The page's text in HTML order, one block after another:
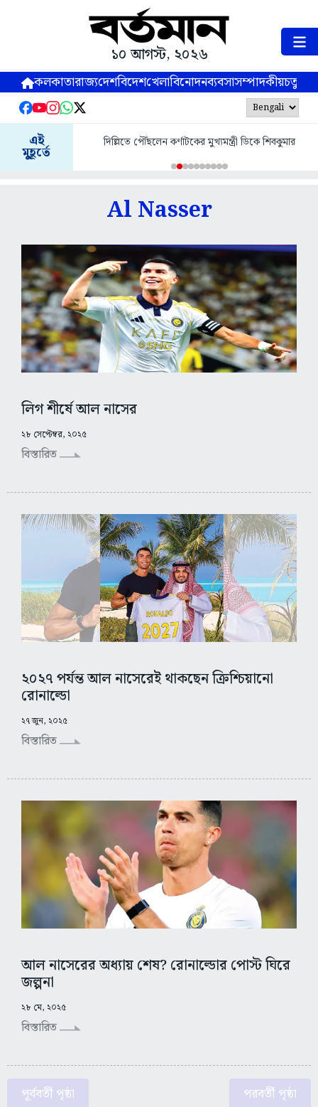
১০ আগস্ট, ২০২৬
কলকাতারাজ্যদেশবিদেশখেলাবিনোদনব্যবসাসম্পাদকীয়
এই
মুহূর্তে
দিল্লিতে পৌঁছলেন কর্ণাটকের মুখ্যমন্ত্রী ডিকে শিবকুমার
Al Nasser
লিগ শীর্ষে আল নাসের
২৮ সেপ্টেম্বর, ২০২৫
বিস্তারিত
২০২৭ পর্যন্ত আল নাসেরেই থাকছেন ক্রিশ্চিয়ানো
রোনাল্ডো
২৭ জুন, ২০২৫
বিস্তারিত
আল নাসেরের অধ্যায় শেষ? রোনাল্ডোর পোস্ট ঘিরে
জল্পনা
২৮ মে, ২০২৫
বিস্তারিত
পূর্ববর্তী পৃষ্ঠা পরবর্তী পৃষ্ঠা